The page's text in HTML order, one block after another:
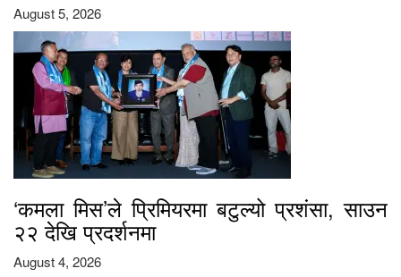
August 5, 2026
‘कमला मिस’ले प्रिमियरमा बटुल्यो प्रशंसा, साउन
२२ देखि प्रदर्शनमा
August 4, 2026